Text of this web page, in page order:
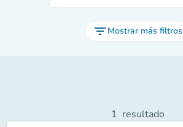
filter_list Mostrar más filtros
1 resultado